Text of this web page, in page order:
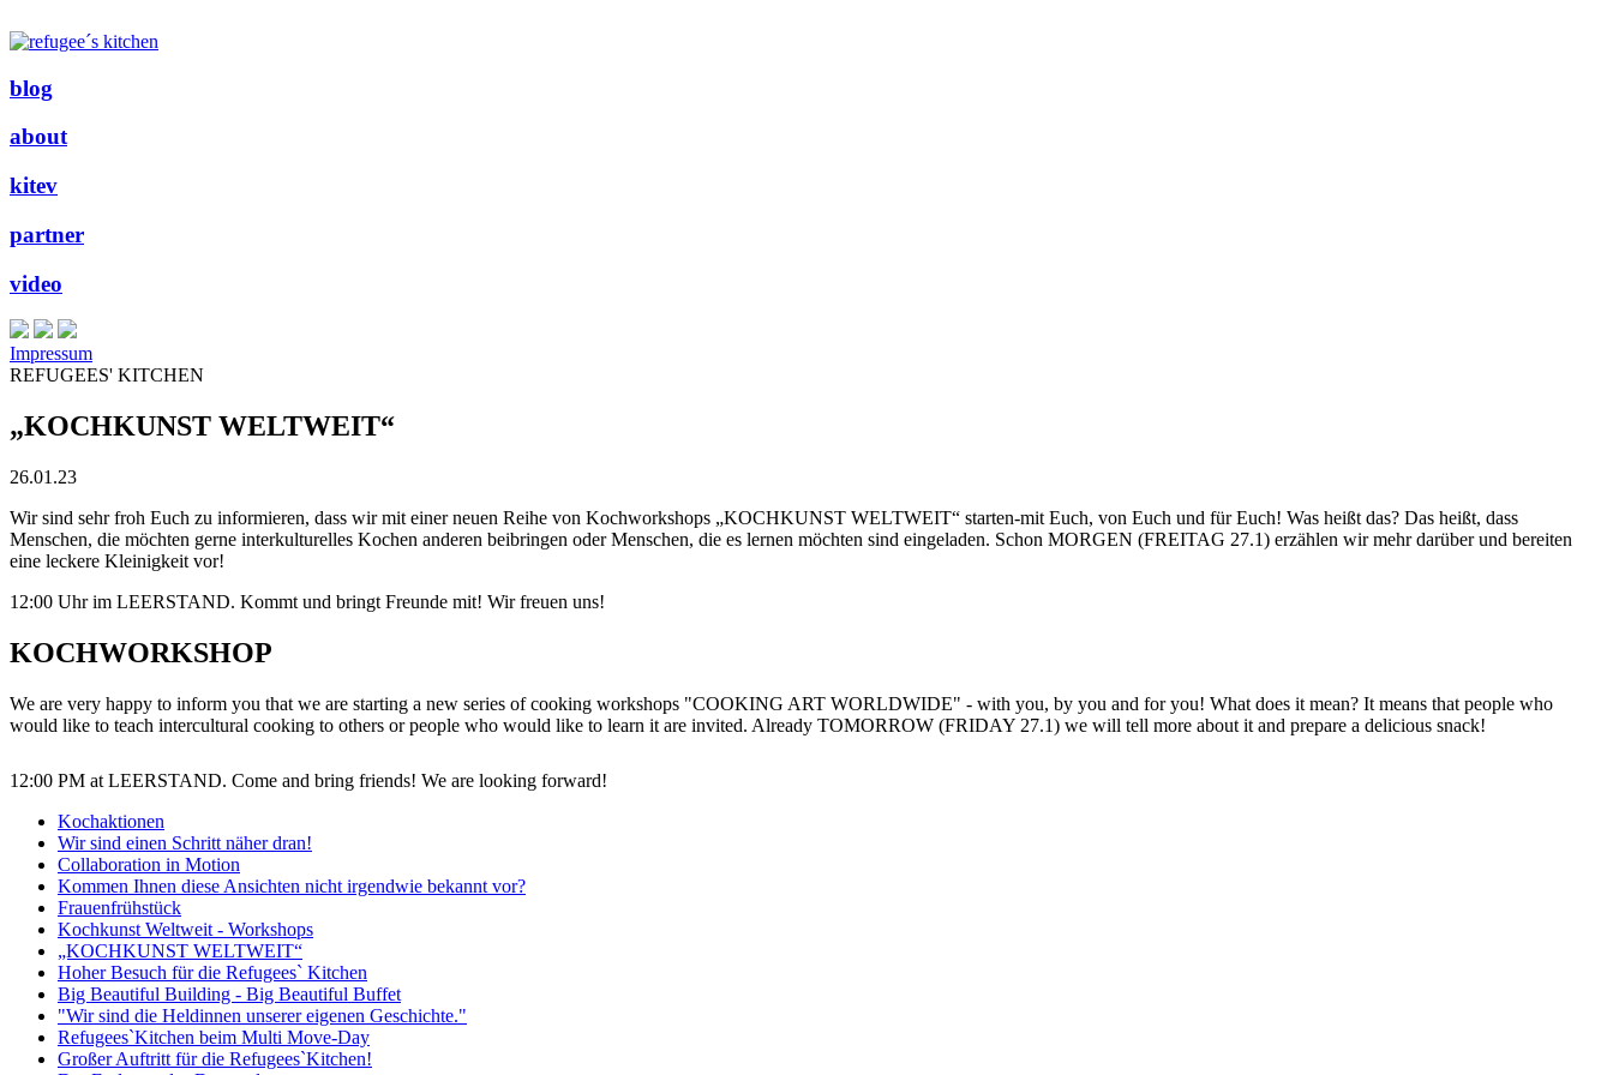
blog
about
kitev
partner
video
Impressum
REFUGEES' KITCHEN
„KOCHKUNST WELTWEIT“
26.01.23
Wir sind sehr froh Euch zu informieren, dass wir mit einer neuen Reihe von Kochworkshops „KOCHKUNST WELTWEIT“ starten-mit Euch, von Euch und für Euch! Was heißt das? Das heißt, dass
Menschen, die möchten gerne interkulturelles Kochen anderen beibringen oder Menschen, die es lernen möchten sind eingeladen. Schon MORGEN (FREITAG 27.1) erzählen wir mehr darüber und bereiten
eine leckere Kleinigkeit vor!
12:00 Uhr im LEERSTAND. Kommt und bringt Freunde mit! Wir freuen uns!
KOCHWORKSHOP
We are very happy to inform you that we are starting a new series of cooking workshops "COOKING ART WORLDWIDE" - with you, by you and for you! What does it mean? It means that people who
would like to teach intercultural cooking to others or people who would like to learn it are invited. Already TOMORROW (FRIDAY 27.1) we will tell more about it and prepare a delicious snack!
12:00 PM at LEERSTAND. Come and bring friends! We are looking forward!
Kochaktionen
Wir sind einen Schritt näher dran!
Collaboration in Motion
Kommen Ihnen diese Ansichten nicht irgendwie bekannt vor?
Frauenfrühstück
Kochkunst Weltweit - Workshops
„KOCHKUNST WELTWEIT“
Hoher Besuch für die Refugees` Kitchen
Big Beautiful Building - Big Beautiful Buffet
"Wir sind die Heldinnen unserer eigenen Geschichte."
Refugees`Kitchen beim Multi Move-Day
Großer Auftritt für die Refugees`Kitchen!